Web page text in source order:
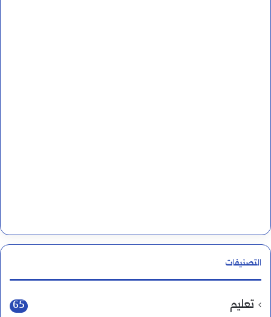
التصنيفات
تعليم 65